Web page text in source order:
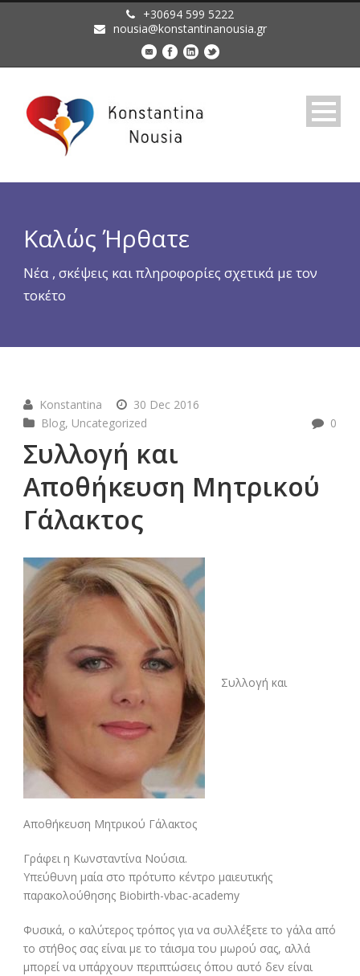
+30694 599 5222
nousia@konstantinanousia.gr
Καλώς Ήρθατε
Νέα , σκέψεις και πληροφορίες σχετικά με τον
τοκέτο
Konstantina
30 Dec 2016
Blog, Uncategorized 0
Συλλογή και
Αποθήκευση Μητρικού
Γάλακτος
Συλλογή και
Αποθήκευση Μητρικού Γάλακτος
Γράφει η Κωνσταντίνα Νούσια.
Υπεύθυνη μαία στο πρότυπο κέντρο μαιευτικής
παρακολούθησης Biobirth-vbac-academy
Φυσικά, ο καλύτερος τρόπος για να συλλέξετε το γάλα από
το στήθος σας είναι με το τάισμα του μωρού σας, αλλά
μπορεί να υπάρχουν περιπτώσεις όπου αυτό δεν είναι